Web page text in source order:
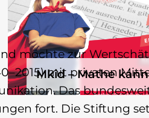
möchte zur
mit privaten
Das
fort. Die Stiftung
Mkid – Mathe